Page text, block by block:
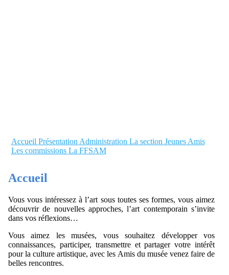
Accueil Présentation Administration La section Jeunes Amis
Les commissions La FFSAM
Accueil
Vous vous intéressez à l’art sous toutes ses formes, vous aimez
découvrir de nouvelles approches, l’art contemporain s’invite
dans vos réflexions…
Vous aimez les musées, vous souhaitez développer vos
connaissances, participer, transmettre et partager votre intérêt
pour la culture artistique, avec les Amis du musée venez faire de
belles rencontres.